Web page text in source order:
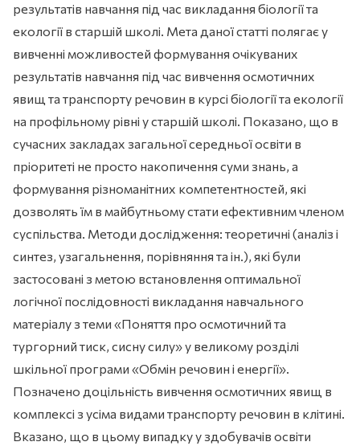
результатів навчання під час викладання біології та
екології в старшій школі. Мета даної статті полягає у
вивченні можливостей формування очікуваних
результатів навчання під час вивчення осмотичних
явищ та транспорту речовин в курсі біології та екології
на профільному рівні у старшій школі. Показано, що в
сучасних закладах загальної середньої освіти в
пріоритеті не просто накопичення суми знань, а
формування різноманітних компетентностей, які
дозволять їм в майбутньому стати ефективним членом
суспільства. Методи дослідження: теоретичні (аналіз і
синтез, узагальнення, порівняння та ін.), які були
застосовані з метою встановлення оптимальної
логічної послідовності викладання навчального
матеріалу з теми «Поняття про осмотичний та
тургорний тиск, сисну силу» у великому розділі
шкільної програми «Обмін речовин і енергії».
Позначено доцільність вивчення осмотичних явищ в
комплексі з усіма видами транспорту речовин в клітині.
Вказано, що в цьому випадку у здобувачів освіти